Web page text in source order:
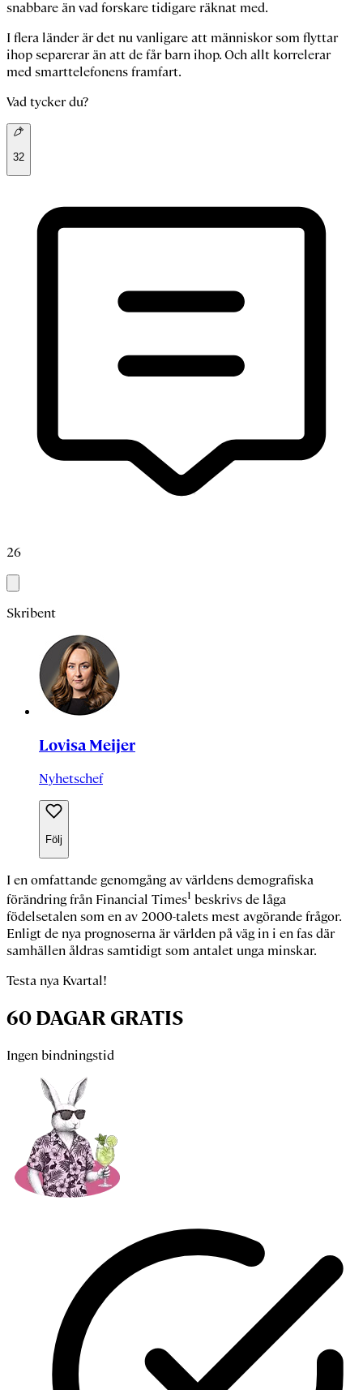
snabbare än vad forskare tidigare räknat med.
I flera länder är det nu vanligare att människor som flyttar
ihop separerar än att de får barn ihop. Och allt korrelerar
med smarttelefonens framfart.
Vad tycker du?
32
26
Skribent
Lovisa Meijer
Nyhetschef
Följ
I en omfattande genomgång av världens demografiska
förändring från Financial Times1 beskrivs de låga
födelsetalen som en av 2000-talets mest avgörande frågor.
Enligt de nya prognoserna är världen på väg in i en fas där
samhällen åldras samtidigt som antalet unga minskar.
Testa nya Kvartal!
60 DAGAR GRATIS
Ingen bindningstid